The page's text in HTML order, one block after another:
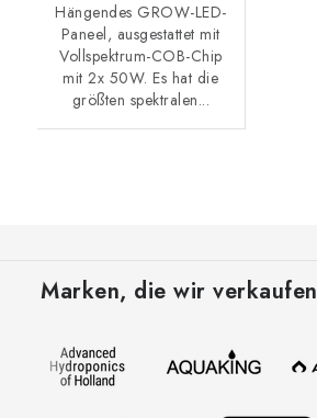
Hängendes GROW-LED-
Paneel, ausgestattet mit
Vollspektrum-COB-Chip
mit 2x 50W. Es hat die
größten spektralen...
Marken, die wir verkaufen